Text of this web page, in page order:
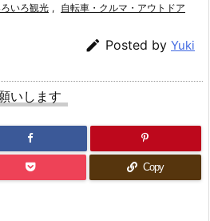
いろ観光 , 自転車・クルマ・アウトドア
 Posted by Yuki
いします
Copy